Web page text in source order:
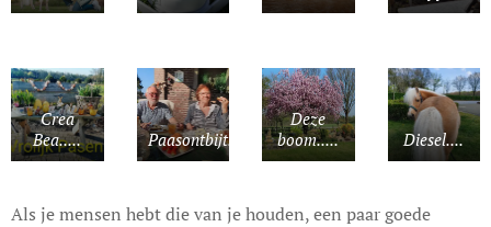
Crea
Bea.....
Paasontbijt.....
Deze
boom.....
Diesel....
Als je mensen hebt die van je houden, een paar goede